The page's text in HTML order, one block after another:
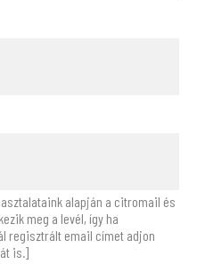
alapján a citromail és
meg a levél, így ha
regisztrált email címet adjon
is.]